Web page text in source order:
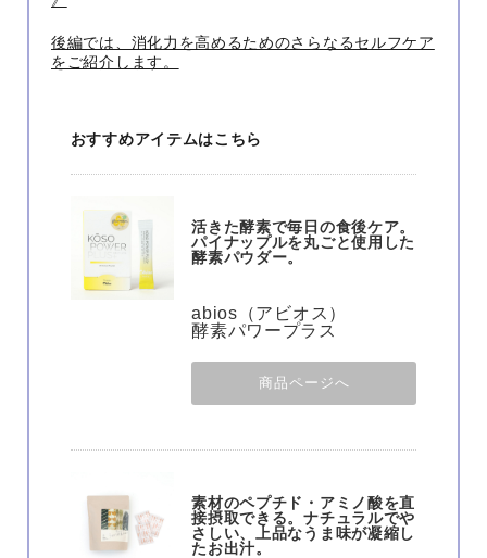
後編では、消化力を高めるためのさらなるセルフケア
をご紹介します。
おすすめアイテムはこちら
活きた酵素で毎日の食後ケア。
パイナップルを丸ごと使用した
酵素パウダー。
abios（アビオス）
酵素パワープラス
商品ページへ
素材のペプチド・アミノ酸を直
接摂取できる。ナチュラルでや
さしい、上品なうま味が凝縮し
たお出汁。